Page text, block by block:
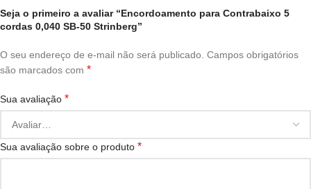
Seja o primeiro a avaliar “Encordoamento para Contrabaixo 5
cordas 0,040 SB-50 Strinberg”
O seu endereço de e-mail não será publicado. Campos obrigatórios
são marcados com *
Sua avaliação *
Sua avaliação sobre o produto *